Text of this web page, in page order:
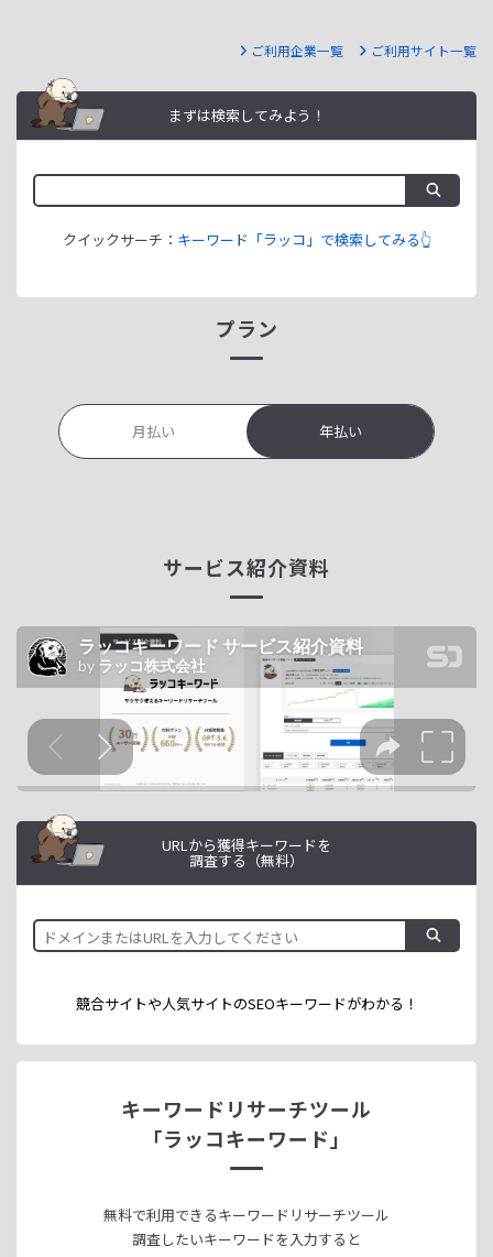
ご利用企業一覧 ご利用サイト一覧
まずは検索してみよう！
クイックサーチ： キーワード「ラッコ」で検索してみる👆
プラン
月払い 年払い
サービス紹介資料
URLから獲得キーワードを
調査する（無料）
競合サイトや人気サイトのSEOキーワードがわかる！
キーワードリサーチツール
「ラッコキーワード」
無料で利用できるキーワードリサーチツール
調査したいキーワードを入力すると